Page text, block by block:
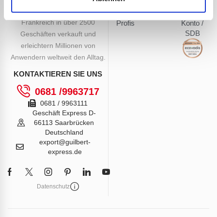
Unsere Produkte werden in
Frankreich in über 2500
Geschäften verkauft und
erleichtern Millionen von
Anwendern weltweit den Alltag.
KONTAKTIEREN SIE UNS
0681 /9963717
0681 / 9963111
Geschäft Express D-
66113 Saarbrücken
Deutschland
export@guilbert-
express.de
Datenschutz
Tipps von
Profis
Mein
Konto /
SDB